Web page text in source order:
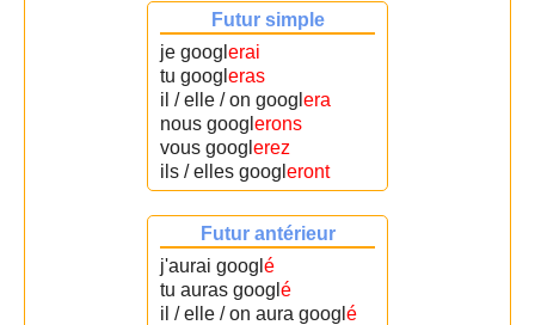
Futur simple
je googl erai
tu googl eras
il / elle / on googl era
nous googl erons
vous googl erez
ils / elles googl eront
Futur antérieur
j'aurai googl é
tu auras googl é
il / elle / on aura googl é